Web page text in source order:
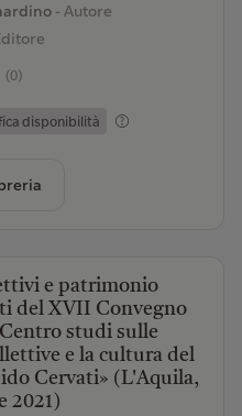
- Autore
(0)
disponibilità
e patrimonio
del XVII Convegno
studi sulle
e la cultura del
Cervati» (L'Aquila,
2021)